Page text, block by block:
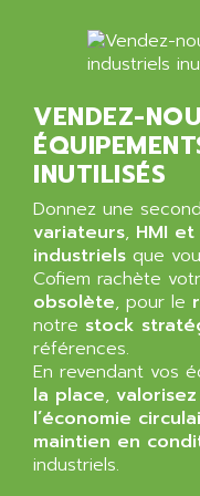
APP
TESYS K
MULTI
UNIDRIVE SP
SDC
BUH
DSQC
PILOT PANEL
SERIE 90
SIMATIC
PROVIT 2000
POSITEC
SDCC
ASERTI
ASG
ASIAITALIA
ASKCO
ASKCO UPS
ASL
ASM
ASOUND
ASP
ASROCK
ASSELIN
ASSEMTECH
ASSMANN
VENDEZ-
INUTILISÉS
Donnez une
variateurs, HMI
industriels que
Cofiem rachète
obsolète, pour le
notre stock
références.
En revendant vos
la place,
l’économie
maintien en
industriels.